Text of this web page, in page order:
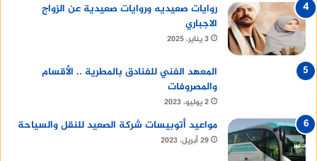
روايات صعيديه وروايات صعيدية عن الزواج
الاجباري
3 يناير، 2025
المعهد الفني للفنادق بالمطرية .. الأقسام
والمصروفات
2 يوليو، 2023
مواعيد أتوبيسات شركة الصعيد للنقل والسياحة
29 أبريل، 2023